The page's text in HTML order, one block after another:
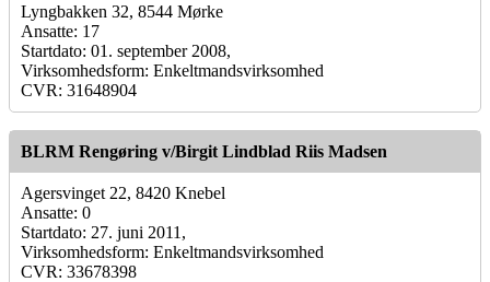
Lyngbakken 32, 8544 Mørke
Ansatte: 17
Startdato: 01. september 2008,
Virksomhedsform: Enkeltmandsvirksomhed
CVR: 31648904
BLRM Rengøring v/Birgit Lindblad Riis Madsen
Agersvinget 22, 8420 Knebel
Ansatte: 0
Startdato: 27. juni 2011,
Virksomhedsform: Enkeltmandsvirksomhed
CVR: 33678398